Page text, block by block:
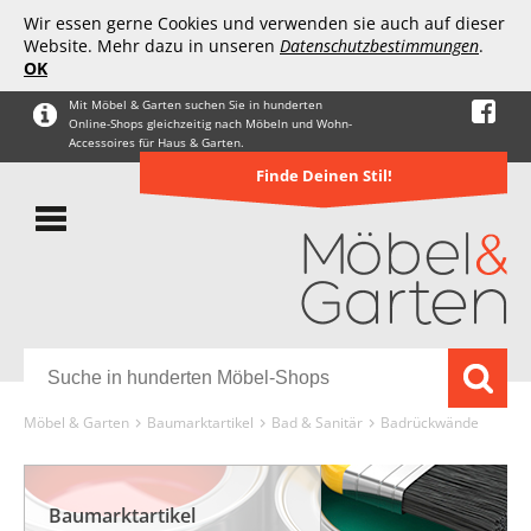
Wir essen gerne Cookies und verwenden sie auch auf dieser
Website. Mehr dazu in unseren Datenschutzbestimmungen.
OK
Mit Möbel & Garten suchen Sie in hunderten
Online-Shops gleichzeitig nach Möbeln und Wohn-
Accessoires für Haus & Garten.
Finde Deinen Stil!
Möbel & Garten Baumarktartikel Bad & Sanitär Badrückwände
Baumarktartikel